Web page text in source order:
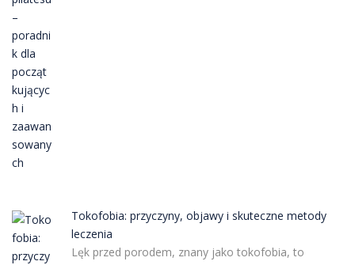
Tokofobia: przyczyny, objawy i skuteczne metody
leczenia
Lęk przed porodem, znany jako tokofobia, to